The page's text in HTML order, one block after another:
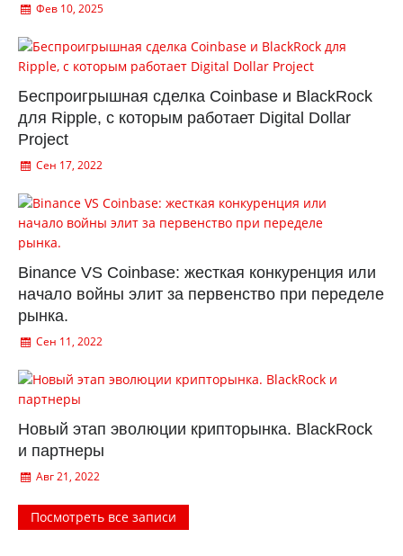
Фев 10, 2025
Беспроигрышная сделка Coinbase и BlackRock
для Ripple, с которым работает Digital Dollar
Project
Сен 17, 2022
Binance VS Coinbase: жесткая конкуренция или
начало войны элит за первенство при переделе
рынка.
Сен 11, 2022
Новый этап эволюции крипторынка. BlackRock
и партнеры
Авг 21, 2022
Посмотреть все записи